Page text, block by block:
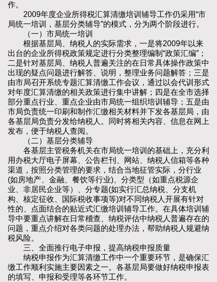
作。
2009年度企业所得税汇算清缴培训辅导工作仍采用“市
局统一培训，基层分类辅导”的模式，分为两个阶段进行。
（一）市局统一培训
根据基层局、纳税人的实际需求，一是将2009年以来
出台的企业所得税政策规定进行分类整理编制“政策汇编”；
二是针对基层局、纳税人普遍关注的在日常具体操作政策中
出现的疑点问题进行解答、说明，整理业务问题解答；三是
由市局召开系统专题汇算清缴工作会议，通过以会代训形式
对年度汇算清缴的相关政策进行集中讲解；四是在全市选择
部分重点行业、重点企业由市局统一组织培训辅导；五是由
市局负责统一印刷和制作汇缴相关材料并下发各基层局，由
各基层局负责分发给纳税人。同时将相关内容、信息在网上
发布，便于纳税人查阅。
（二）基层分类辅导
各基层主管税务机关在市局统一培训的基础上，充分利
用办税大厅电子屏幕、公告栏刊、网站、纳税人信箱等各种
渠道，按照分类管理的要求，结合当地征管实际，分行业
(如房地产、金融、餐饮等行业)、分类型（如重点税源企
业、非居民企业等）、分专题(如实行汇总纳税、分支机
构、核定征收、国际税收事项等)对不同纳税人开展有针对
性的、点面结合的贴近式汇缴培训辅导工作。在具体培训辅
导中要重点讲解在日常稽查、纳税评估中纳税人普遍存在的
问题，重点介绍对各类问题的处理办法，帮助纳税人规避纳
税风险。
三、全面推行电子申报，提高纳税申报质量
纳税申报作为汇算清缴工作中一个重要环节，是确保汇
缴工作顺利实施主要因素之一。各基层局要做好纳税申报表
的填写、申报和受理等各环节工作。